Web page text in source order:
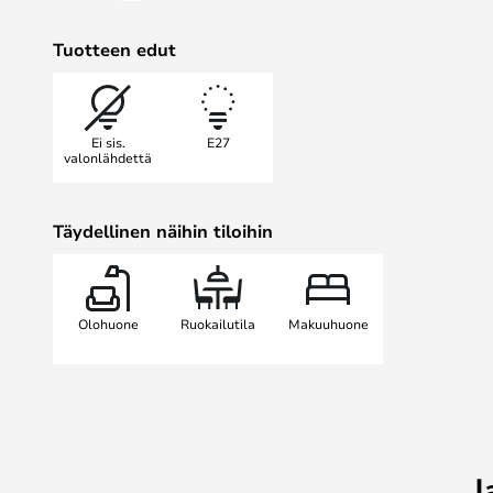
Tuotteen edut
Ei sis.
valonlähdettä
E27
Täydellinen näihin tiloihin
Olohuone Ruokailutila Makuuhuone